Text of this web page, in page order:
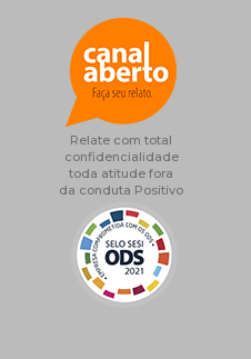
Relate com total
confidencialidade
toda atitude fora
da conduta Positivo